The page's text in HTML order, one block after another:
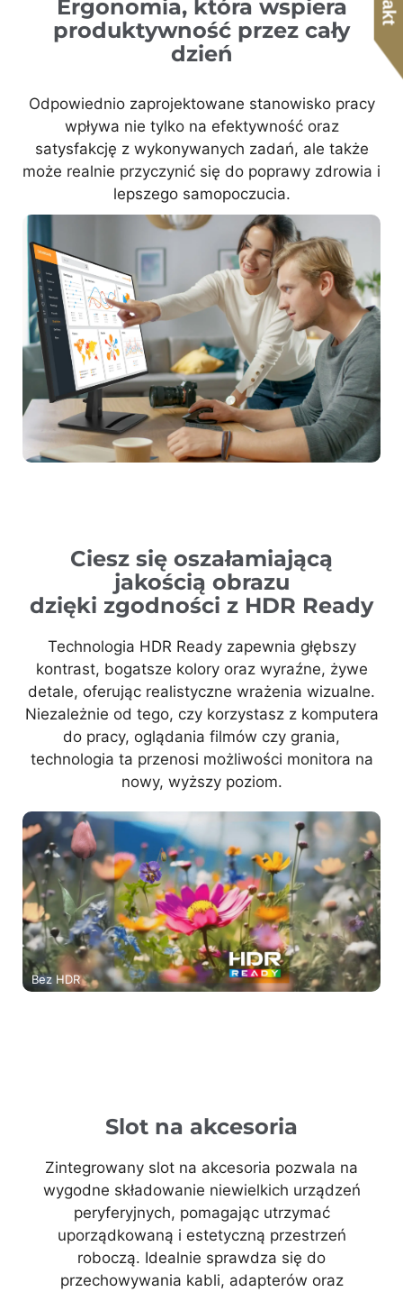
Ergonomia, która wspiera
produktywność przez cały
dzień
Odpowiednio zaprojektowane stanowisko pracy
wpływa nie tylko na efektywność oraz
satysfakcję z wykonywanych zadań, ale także
może realnie przyczynić się do poprawy zdrowia i
lepszego samopoczucia.
Ciesz się oszałamiającą
jakością obrazu
dzięki zgodności z HDR Ready
Technologia HDR Ready zapewnia głębszy
kontrast, bogatsze kolory oraz wyraźne, żywe
detale, oferując realistyczne wrażenia wizualne.
Niezależnie od tego, czy korzystasz z komputera
do pracy, oglądania filmów czy grania,
technologia ta przenosi możliwości monitora na
nowy, wyższy poziom.
Bez HDR
Slot na akcesoria
Zintegrowany slot na akcesoria pozwala na
wygodne składowanie niewielkich urządzeń
peryferyjnych, pomagając utrzymać
uporządkowaną i estetyczną przestrzeń
roboczą. Idealnie sprawdza się do
przechowywania kabli, adapterów oraz